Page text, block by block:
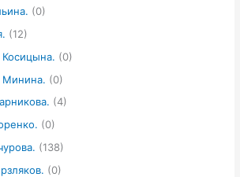
(0)
(12)
Косицына. (0)
Минина. (0)
(4)
(0)
(138)
(0)